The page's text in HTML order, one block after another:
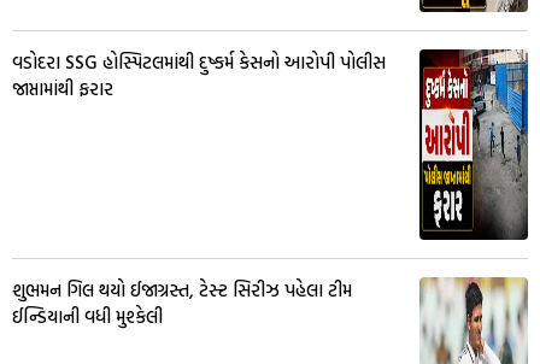
વડોદરા SSG હોસ્પિટલમાંથી દુષ્કર્મ કેસનો આરોપી પોલીસ
જાપ્તામાંથી ફરાર
શુભમન ગિલ થયો ઈજાગ્રસ્ત, ટેસ્ટ સિરીઝ પહેલા ટીમ
ઈન્ડિયાની વધી મુશ્કેલી